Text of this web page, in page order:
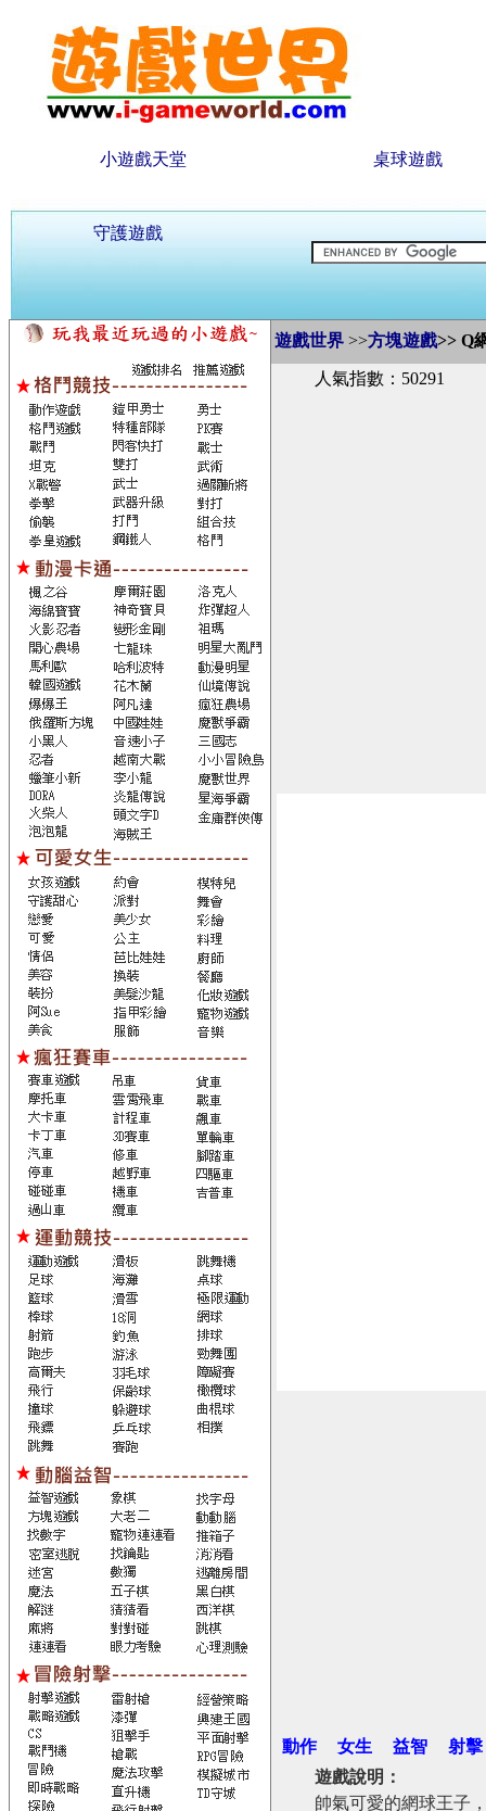
小遊戲天堂 桌球遊戲
守護遊戲
遊戲世界 >>方塊遊戲>> Q
人氣指數：50291
動作 女生 益智
射擊
遊戲說明：
帥氣可愛的網球王子